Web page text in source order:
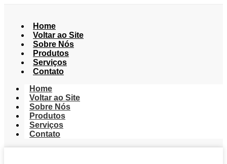
Home
Voltar ao Site
Sobre Nós
Produtos
Serviços
Contato
Home
Voltar ao Site
Sobre Nós
Produtos
Serviços
Contato